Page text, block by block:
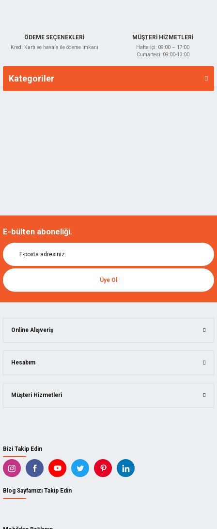
ÖDEME SEÇENEKLERİ
Kredi Kartı ve havale ile ödeme imkanı
MÜŞTERİ HİZMETLERİ
Hafta İçi: 09:00 – 17:00
Cumartesi: 09:00-13:00
Kategoriler
Markalar
E-bülten aboneliği.
Üye Ol
Bizi Takip Edin
Blog Sayfamızı Takip Edin
Online Alışveriş
Hesabım
Müşteri Hizmetleri